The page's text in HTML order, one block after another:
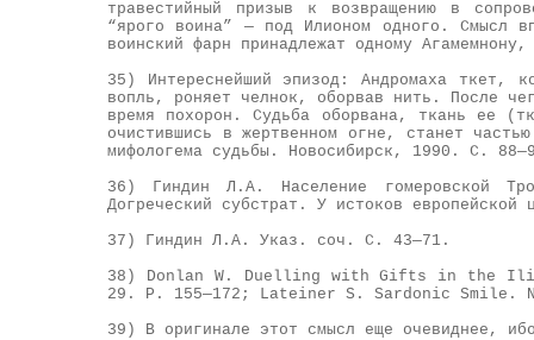
травестийный призыв к возвращению в
“ярого воина” — под Илионом одного.
воинский фарн принадлежат одному
35) Интереснейший эпизод: Андромаха ткет,
вопль, роняет челнок, оборвав нить. После
время похорон. Судьба оборвана, ткань ее
очистившись в жертвенном огне, станет
мифологема судьбы. Новосибирск, 1990. С.
36) Гиндин Л.А. Население
Догреческий субстрат. У истоков
37) Гиндин Л.А. Указ. соч. С. 43—71.
38) Donlan W. Duelling with Gifts in the
29. Р. 155—172; Lateiner S. Sardonic Smile.
39) В оригинале этот смысл еще очевиднее,